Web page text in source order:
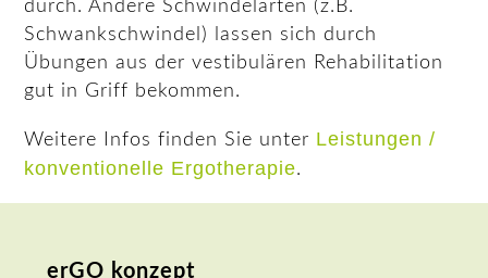
durch. Andere Schwindelarten (z.B.
Schwankschwindel) lassen sich durch
Übungen aus der vestibulären Rehabilitation
gut in Griff bekommen.
Weitere Infos finden Sie unter Leistungen /
konventionelle Ergotherapie.
erGO konzept